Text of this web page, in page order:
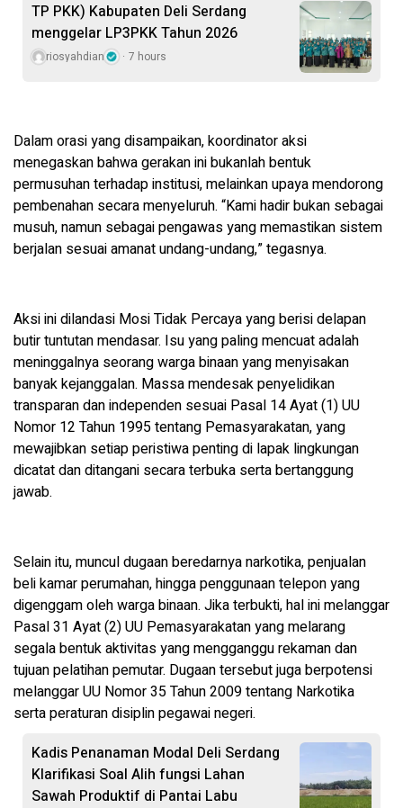
TP PKK) Kabupaten Deli Serdang
menggelar LP3PKK Tahun 2026
riosyahdian 7 hours
Dalam orasi yang disampaikan, koordinator aksi
menegaskan bahwa gerakan ini bukanlah bentuk
permusuhan terhadap institusi, melainkan upaya mendorong
pembenahan secara menyeluruh. “Kami hadir bukan sebagai
musuh, namun sebagai pengawas yang memastikan sistem
berjalan sesuai amanat undang-undang,” tegasnya.
Aksi ini dilandasi Mosi Tidak Percaya yang berisi delapan
butir tuntutan mendasar. Isu yang paling mencuat adalah
meninggalnya seorang warga binaan yang menyisakan
banyak kejanggalan. Massa mendesak penyelidikan
transparan dan independen sesuai Pasal 14 Ayat (1) UU
Nomor 12 Tahun 1995 tentang Pemasyarakatan, yang
mewajibkan setiap peristiwa penting di lapak lingkungan
dicatat dan ditangani secara terbuka serta bertanggung
jawab.
Selain itu, muncul dugaan beredarnya narkotika, penjualan
beli kamar perumahan, hingga penggunaan telepon yang
digenggam oleh warga binaan. Jika terbukti, hal ini melanggar
Pasal 31 Ayat (2) UU Pemasyarakatan yang melarang
segala bentuk aktivitas yang mengganggu rekaman dan
tujuan pelatihan pemutar. Dugaan tersebut juga berpotensi
melanggar UU Nomor 35 Tahun 2009 tentang Narkotika
serta peraturan disiplin pegawai negeri.
Kadis Penanaman Modal Deli Serdang
Klarifikasi Soal Alih fungsi Lahan
Sawah Produktif di Pantai Labu